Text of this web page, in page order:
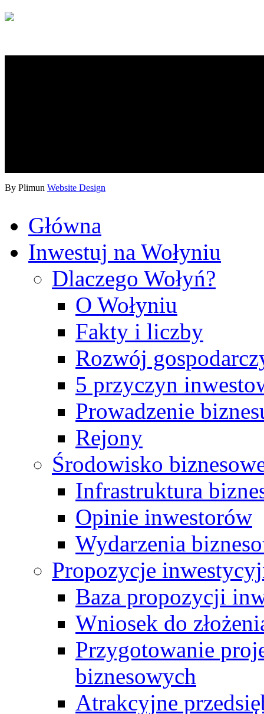
By Plimun Website Design
Główna
Inwestuj na Wołyniu
Dlaczego Wołyń?
O Wołyniu
Fakty i liczby
Rozwój
5 przyczyn
Prowadzenie
Rejony
Środowisko
Infrastruktura
Opinie inwestorów
Wydarzenia
Propozycje
Baza propozycji
Wniosek do
Przygotowanie
biznesowych
Atrakcyjne